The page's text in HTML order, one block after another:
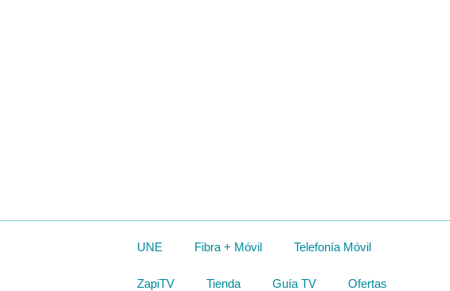
UNE Fibra + Móvil Telefonía Móvil
ZapiTV Tienda Guía TV Ofertas